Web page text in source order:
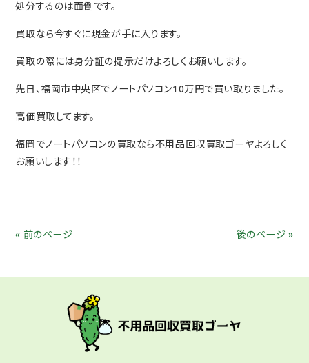
処分するのは面倒です。
買取なら今すぐに現金が手に入ります。
買取の際には身分証の提示だけよろしくお願いします。
先日、福岡市中央区でノートパソコン10万円で買い取りました。
高価買取してます。
福岡でノートパソコンの買取なら不用品回収買取ゴーヤよろしく
お願いします！！
« 前のページ 後のページ »